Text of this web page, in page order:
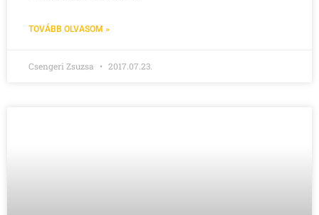
TOVÁBB OLVASOM »
Csengeri Zsuzsa 2017.07.23.